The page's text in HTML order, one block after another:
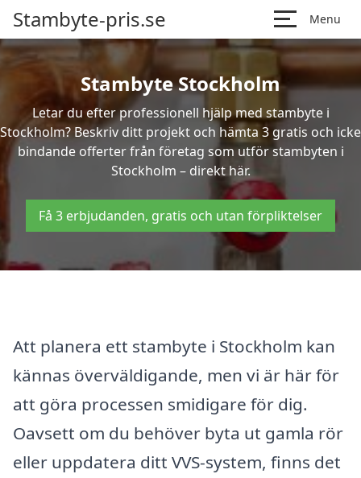
Stambyte-pris.se Menu
Stambyte Stockholm
Letar du efter professionell hjälp med stambyte i
Stockholm? Beskriv ditt projekt och hämta 3 gratis och icke
bindande offerter från företag som utför stambyten i
Stockholm – direkt här.
Få 3 erbjudanden, gratis och utan förpliktelser
Att planera ett stambyte i Stockholm kan
kännas överväldigande, men vi är här för
att göra processen smidigare för dig.
Oavsett om du behöver byta ut gamla rör
eller uppdatera ditt VVS-system, finns det